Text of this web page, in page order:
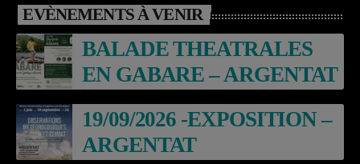
EVÈNEMENTS À VENIR
BALADE THEATRALES
EN GABARE – ARGENTAT
19/09/2026 -EXPOSITION –
ARGENTAT